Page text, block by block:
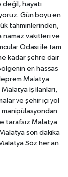
hayatı
Gün boyu en
tahminlerinden,
namaz vakitleri ve
Odası ile tam
kadar şehre dair
en hassas
Malatya
iş ilanları,
ve şehir içi yol
tarafsız Malatya
son dakika
Söz her an